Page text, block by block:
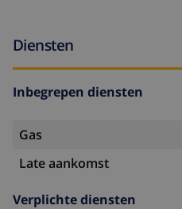
Diensten
Inbegrepen diensten
Gas
Late aankomst
Verplichte diensten